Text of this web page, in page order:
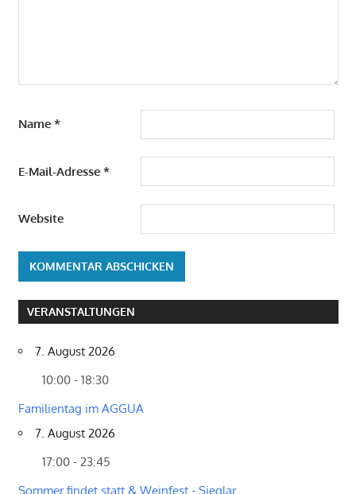
Name *
E-Mail-Adresse *
Website
VERANSTALTUNGEN
7. August 2026
10:00 - 18:30
Familientag im AGGUA
7. August 2026
17:00 - 23:45
Sommer findet statt & Weinfest - Sieglar